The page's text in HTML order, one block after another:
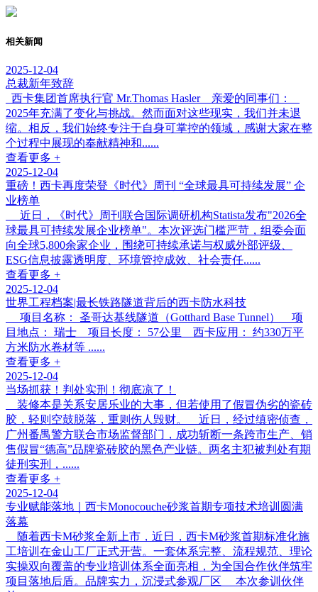
相关新闻
2025-12-04
总裁新年致辞
西卡集团首席执行官 Mr.Thomas Hasler 亲爱的同事们：
2025年充满了变化与挑战。然而面对这些现实，我们并未退
缩。相反，我们始终专注于自身可掌控的领域，感谢大家在整
个过程中展现的奉献精神和......
查看更多 +
2025-12-04
重磅！西卡再度荣登《时代》周刊 “全球最具可持续发展” 企
业榜单
近日，《时代》周刊联合国际调研机构Statista发布"2026全
球最具可持续发展企业榜单"。本次评选门槛严苛，组委会面
向全球5,800余家企业，围绕可持续承诺与权威外部评级、
ESG信息披露透明度、环境管控成效、社会责任......
查看更多 +
2025-12-04
世界工程档案|最长铁路隧道背后的西卡防水科技
项目名称： 圣哥达基线隧道（Gotthard Base Tunnel） 项
目地点： 瑞士 项目长度： 57公里 西卡应用： 约330万平
方米防水卷材等 ......
查看更多 +
2025-12-04
当场抓获！判处实刑！彻底凉了！
装修本是关系安居乐业的大事，但若使用了假冒伪劣的瓷砖
胶，轻则空鼓脱落，重则伤人毁财。 近日，经过缜密侦查，
广州番禺警方联合市场监督部门，成功斩断一条跨市生产、销
售假冒“德高”品牌瓷砖胶的黑色产业链。两名主犯被判处有期
徒刑实刑，......
查看更多 +
2025-12-04
专业赋能落地｜西卡Monocouche砂浆首期专项技术培训圆满
落幕
随着西卡M砂浆全新上市，近日，西卡M砂浆首期标准化施
工培训在金山工厂正式开营。一套体系完整、流程规范、理论
实操双向覆盖的专业培训体系全面亮相，为全国合作伙伴筑牢
项目落地后盾。品牌实力，沉浸式参观厂区 本次参训伙伴